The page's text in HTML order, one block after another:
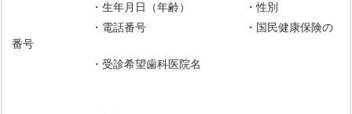
・生年月日（年齢） ・性別
・電話番号 ・国民健康保険の
番号
・受診希望歯科医院名